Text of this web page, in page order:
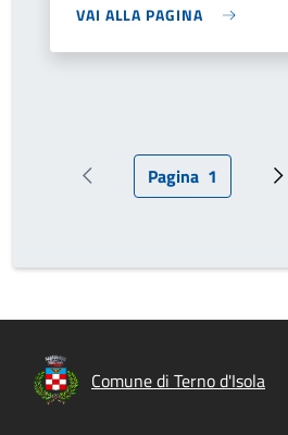
VAI ALLA PAGINA
Pagina precedentePagina attuale
Pagina 1
Comune di Terno d'Isola